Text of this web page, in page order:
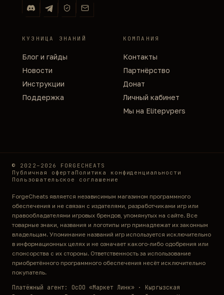
КУЗНИЦА ЗНАНИЙ
Блог и гайды
Новости
Инструкции
Поддержка
КОМПАНИЯ
Контакты
Партнёрство
Донат
Личный кабинет
Мы на Elitepvpers
© 2022–2026 FORGECHEATS
Публичная оферта Политика конфиденциальности
Пользовательское соглашение
ForgeCheats является независимым магазином программного
обеспечения и не связан с издателями, разработчиками игр или
правообладателями игровых брендов, упомянутых на сайте. Все
товарные знаки, названия и логотипы игр принадлежат их законным
владельцам. Упоминание названий игр используется исключительно
в информационных целях и не означает какого-либо одобрения или
спонсорства с их стороны. Ответственность за использование
приобретённого программного обеспечения несёт исключительно
покупатель.
Платёжный агент: ОсОО «Маркет Линк» · Кыргызская